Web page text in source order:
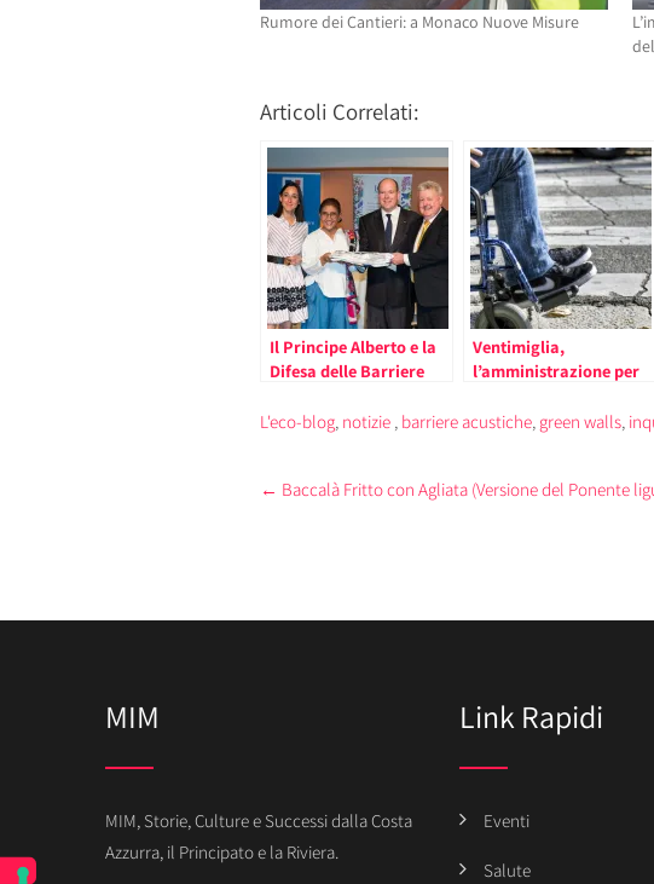
Rumore dei Cantieri: a Monaco Nuove Misure
Articoli Correlati:
Il Principe Alberto e la
Difesa delle Barriere
Ventimiglia,
l’amministrazione per
barriere
L'eco-blog, notizie , barriere acustiche, green walls,
Post
navigation
← Baccalà Fritto con Agliata (Versione del Ponente
MIM
MIM, Storie, Culture e Successi dalla Costa
Azzurra, il Principato e la Riviera.
Link Rapidi
Eventi
Salute